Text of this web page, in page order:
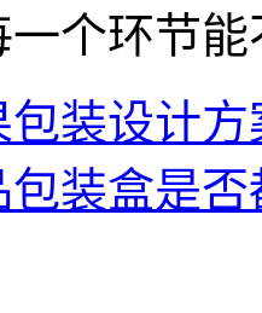
个环节
包装设计
包装盒是